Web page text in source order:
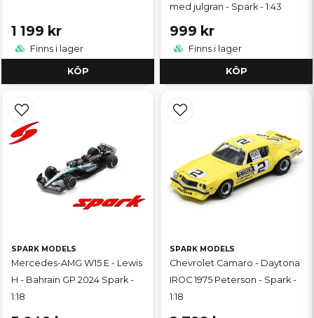
1 199 kr
Finns i lager
KÖP
med julgran - Spark - 1:43
999 kr
Finns i lager
KÖP
SPARK MODELS
Mercedes-AMG W15 E - Lewis
H - Bahrain GP 2024 Spark -
1:18
SPARK MODELS
Chevrolet Camaro - Daytona
IROC 1975 Peterson - Spark -
1:18